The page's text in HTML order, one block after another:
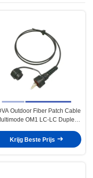
Outdoor Fiber Patch Cable
OM1 LC-LC Duplex
Krijg Beste Prijs